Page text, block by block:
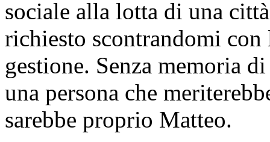
sociale alla lotta di una
richiesto scontrandomi
gestione. Senza memoria
una persona che
sarebbe proprio Matteo.